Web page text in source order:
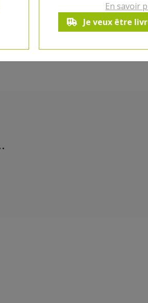
En savoir
Je veux être